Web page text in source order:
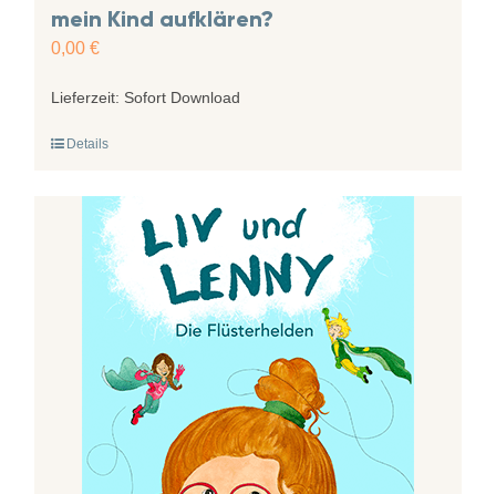
mein Kind aufklären?
0,00 €
Lieferzeit: Sofort Download
Details